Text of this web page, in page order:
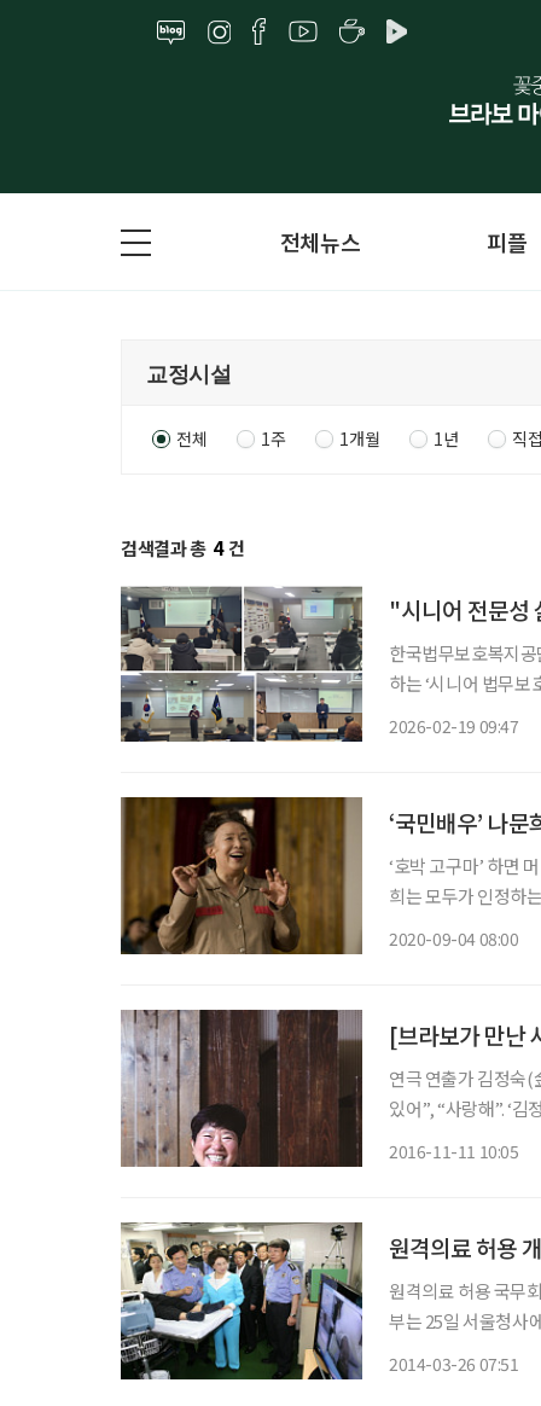
전체뉴스 피플
전체 1주 1개월 1년 직
검색결과 총 4 건
"시니어 전문성
한국법무보호복지
하는 ‘시니어 법무
2026-02-19 09:47
‘국민배우’ 나
‘호박 고구마’ 하면
희는 모두가 인정하
2020-09-04 08:00
[브라보가 만난
연극 연출가 김정숙(
있어”, “사랑해”. ‘김정숙’이란 이름이 거론되면 하나같이 천사를 만난 경험담(?)을 쏟아내곤
2016-11-11 10:05
원격의료 허용
원격의료 허용 국무회의 통과 의사-환자간의 원격의료 허용 법
부는 25일 서울청사
2014-03-26 07:51